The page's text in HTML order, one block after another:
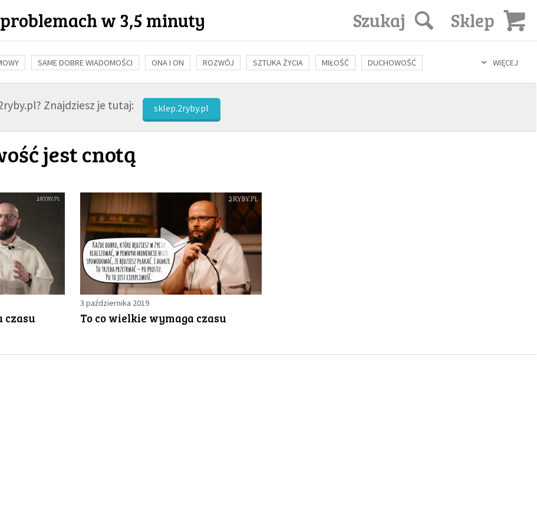
problemach w 3,5 minuty Sklep
Szukaj
WIĘCEJ
SAME DOBRE WIADOMOŚCI ONA I ON ROZWÓJ SZTUKA ŻYCIA MIŁOŚĆ DUCHOWOŚĆ
NAUKA BIBLIA KOBIETA MĘŻCZYZNA RELIGIE FILOZOFIA KULTURA ŚWIĘCI SEKS IN VITRO
Znajdziesz je tutaj: sklep.2ryby.pl
jest cnotą
czasu
3 października 2019
To co wielkie wymaga czasu